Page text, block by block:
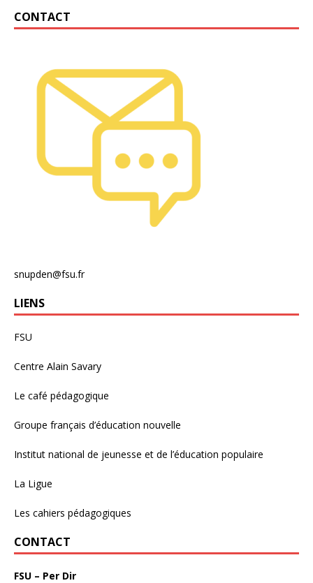
CONTACT
snupden@fsu.fr
LIENS
FSU
Centre Alain Savary
Le café pédagogique
Groupe français d’éducation nouvelle
Institut national de jeunesse et de l’éducation populaire
La Ligue
Les cahiers pédagogiques
CONTACT
FSU – Per Dir